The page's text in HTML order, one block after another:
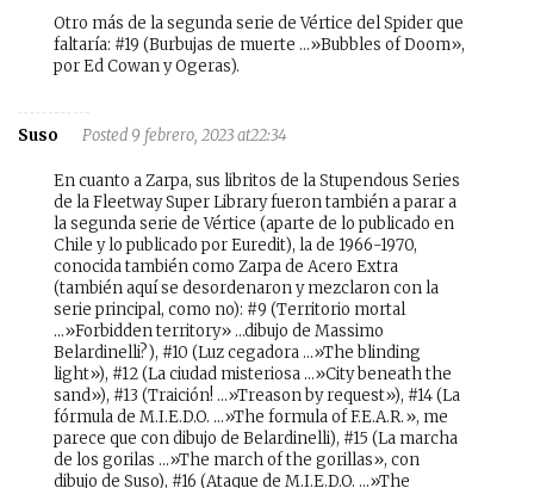
Otro más de la segunda serie de Vértice del Spider que
faltaría: #19 (Burbujas de muerte …»Bubbles of Doom»,
por Ed Cowan y Ogeras).
Suso Posted 9 febrero, 2023 at22:34
En cuanto a Zarpa, sus libritos de la Stupendous Series
de la Fleetway Super Library fueron también a parar a
la segunda serie de Vértice (aparte de lo publicado en
Chile y lo publicado por Euredit), la de 1966-1970,
conocida también como Zarpa de Acero Extra
(también aquí se desordenaron y mezclaron con la
serie principal, como no): #9 (Territorio mortal
…»Forbidden territory» …dibujo de Massimo
Belardinelli?), #10 (Luz cegadora …»The blinding
light»), #12 (La ciudad misteriosa …»City beneath the
sand»), #13 (Traición! …»Treason by request»), #14 (La
fórmula de M.I.E.D.O. …»The formula of F.E.A.R.», me
parece que con dibujo de Belardinelli), #15 (La marcha
de los gorilas …»The march of the gorillas», con
dibujo de Suso), #16 (Ataque de M.I.E.D.O. …»The